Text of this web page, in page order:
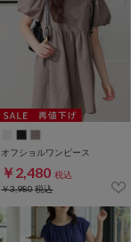
オフショルワンピース
￥2,480 税込
￥3,980税込